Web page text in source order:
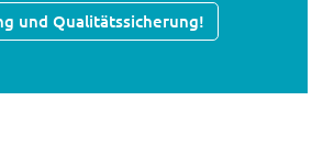
und Qualitätssicherung!